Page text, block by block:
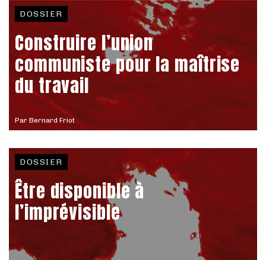
Par Bernard Friot
DOSSIER
Construire l’union
communiste pour la maîtrise
du travail
DOSSIER
Être disponible à
l’imprévisible